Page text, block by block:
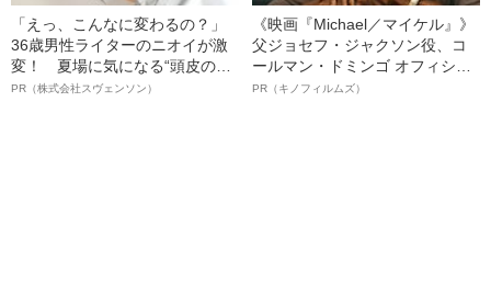
「えっ、こんなに変わるの？」
36歳男性ライターのニオイが激
変！ 夏場に気になる“頭皮のニ
オイ”や“ベタつき”を解消す
PR（株式会社スヴェンソン）
《映画『Michael／マイケル』》
父ジョセフ・ジャクソン役、コ
ールマン・ドミンゴ オフィシャ
ルインタビュー“観客を魅了した
PR（キノフィルムズ）